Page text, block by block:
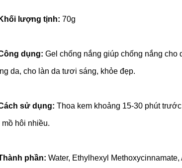
lượng tịnh: 70g
dụng: Gel chống nắng giúp chống nắng cho
da, cho làn da tươi sáng, khỏe đẹp.
sử dụng: Thoa kem khoảng 15-30 phút
mồ hôi nhiều.
phần: Water, Ethylhexyl